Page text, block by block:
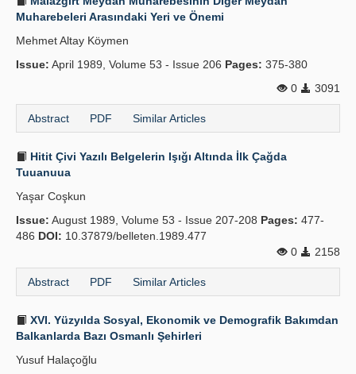
Muharebeleri Arasındaki Yeri ve Önemi
Mehmet Altay Köymen
Issue: April 1989, Volume 53 - Issue 206 Pages: 375-380
0
3091
Abstract PDF Similar Articles
Hitit Çivi Yazılı Belgelerin Işığı Altında İlk Çağda
Tuuanuua
Yaşar Coşkun
Issue: August 1989, Volume 53 - Issue 207-208 Pages: 477-
486 DOI: 10.37879/belleten.1989.477
0
2158
Abstract PDF Similar Articles
XVI. Yüzyılda Sosyal, Ekonomik ve Demografik Bakımdan
Balkanlarda Bazı Osmanlı Şehirleri
Yusuf Halaçoğlu